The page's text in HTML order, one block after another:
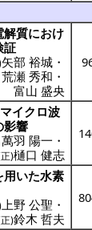
解質におけ
証
矢部 裕城・
荒瀬 秀和 ・
富山 盛央
マイクロ波
影響
萬羽 陽一 ・
)樋口 健志
用いた水素
上野 公聖 ・
)鈴木 哲夫